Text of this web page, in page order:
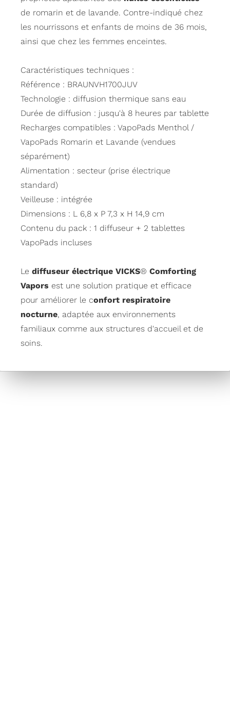
de romarin et de lavande. Contre-indiqué chez
les nourrissons et enfants de moins de 36 mois,
ainsi que chez les femmes enceintes.
Caractéristiques techniques :
Référence : BRAUNVH1700JUV
Technologie : diffusion thermique sans eau
Durée de diffusion : jusqu'à 8 heures par tablette
Recharges compatibles : VapoPads Menthol /
VapoPads Romarin et Lavande (vendues
séparément)
Alimentation : secteur (prise électrique
standard)
Veilleuse : intégrée
Dimensions : L 6,8 x P 7,3 x H 14,9 cm
Contenu du pack : 1 diffuseur + 2 tablettes
VapoPads incluses
Le diffuseur électrique VICKS® Comforting
Vapors est une solution pratique et efficace
pour améliorer le confort respiratoire
nocturne, adaptée aux environnements
familiaux comme aux structures d'accueil et de
soins.